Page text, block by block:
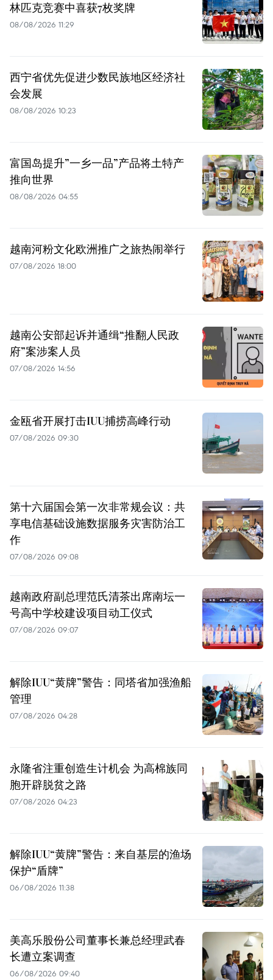
林匹克竞赛中喜获7枚奖牌
08/08/2026 11:29
西宁省优先促进少数民族地区经济社
会发展
08/08/2026 10:23
富国岛提升”一乡一品”产品将土特产
推向世界
08/08/2026 04:55
越南河粉文化欧洲推广之旅热闹举行
07/08/2026 18:00
越南公安部起诉并通缉“推翻人民政
府”案涉案人员
07/08/2026 14:56
金瓯省开展打击IUU捕捞高峰行动
07/08/2026 09:30
第十六届国会第一次非常规会议：共
享电信基础设施数据服务灾害防治工
作
07/08/2026 09:08
越南政府副总理范氏清茶出席南坛一
号高中学校建设项目动工仪式
07/08/2026 09:07
解除IUU“黄牌”警告：同塔省加强渔船
管理
07/08/2026 04:28
永隆省注重创造生计机会 为高棉族同
胞开辟脱贫之路
07/08/2026 04:23
解除IUU“黄牌”警告：来自基层的渔场
保护“盾牌”
06/08/2026 11:38
美高乐股份公司董事长兼总经理武春
长遭立案调查
06/08/2026 09:40